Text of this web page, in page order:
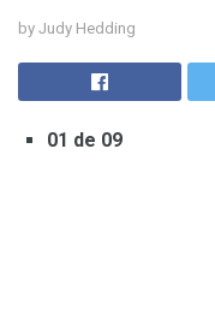
by Judy Hedding
01 de 09